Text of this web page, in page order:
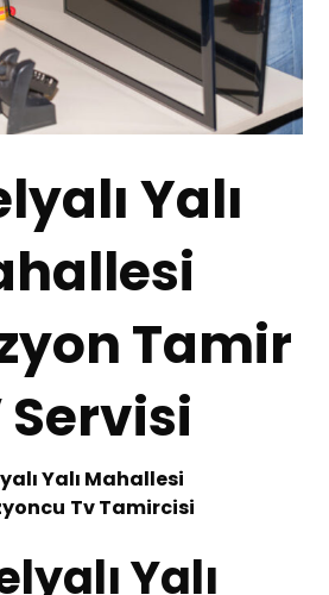
Yalı
Tamir
Servisi
Yalı Mahallesi
TvTamircisi
Yalı